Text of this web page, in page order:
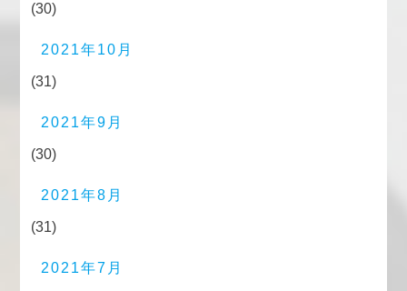
(30)
2021年10月
(31)
2021年9月
(30)
2021年8月
(31)
2021年7月